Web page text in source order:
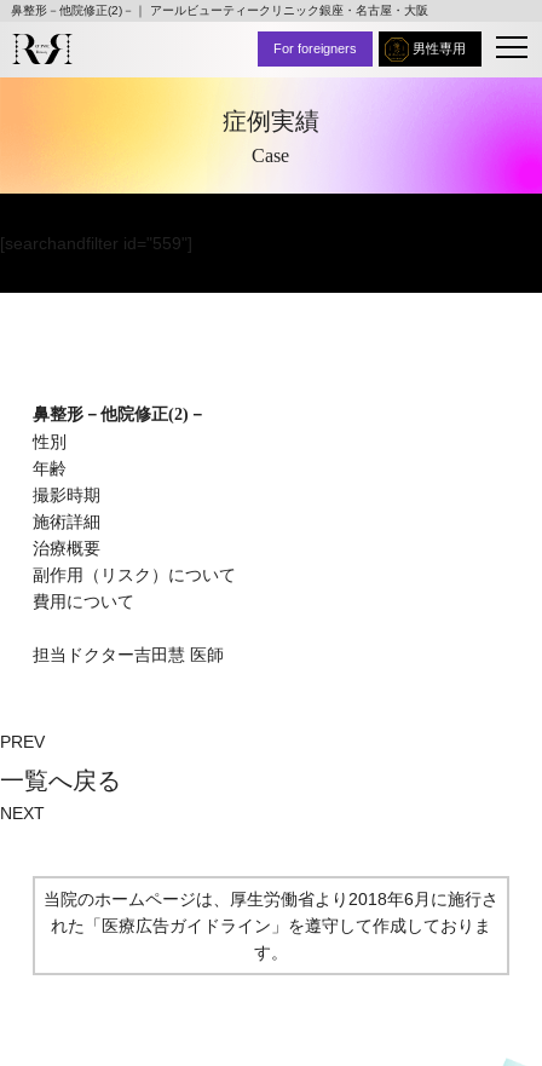
鼻整形－他院修正(2)－｜ アールビューティークリニック銀座・名古屋・大阪
男性専用
For foreigners
症例実績
Case
[searchandfilter id="559"]
鼻整形－他院修正(2)－
性別
年齢
撮影時期
施術詳細
治療概要
副作⽤（リスク）について
費⽤について
担当ドクター吉田慧医師
PREV
⼀覧へ戻る
NEXT
当院のホームページは、厚生労働省より2018年6月に施行さ
れた 「医療広告ガイドライン」を遵守して作成しておりま
す。